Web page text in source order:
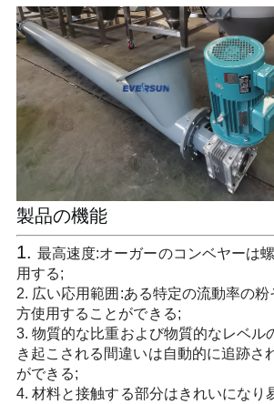
ー
規
約
製品の機能
1. 最高速度:オーガーのコンベヤーは
用する;
2. 広い応用範囲:ある特定の流動率の
方使用することができる;
3. 物質的な比重および物質的なレベル
き起こされる間違いは自動的に追跡さ
ができる;
4. 材料と接触する部分はきれいになり